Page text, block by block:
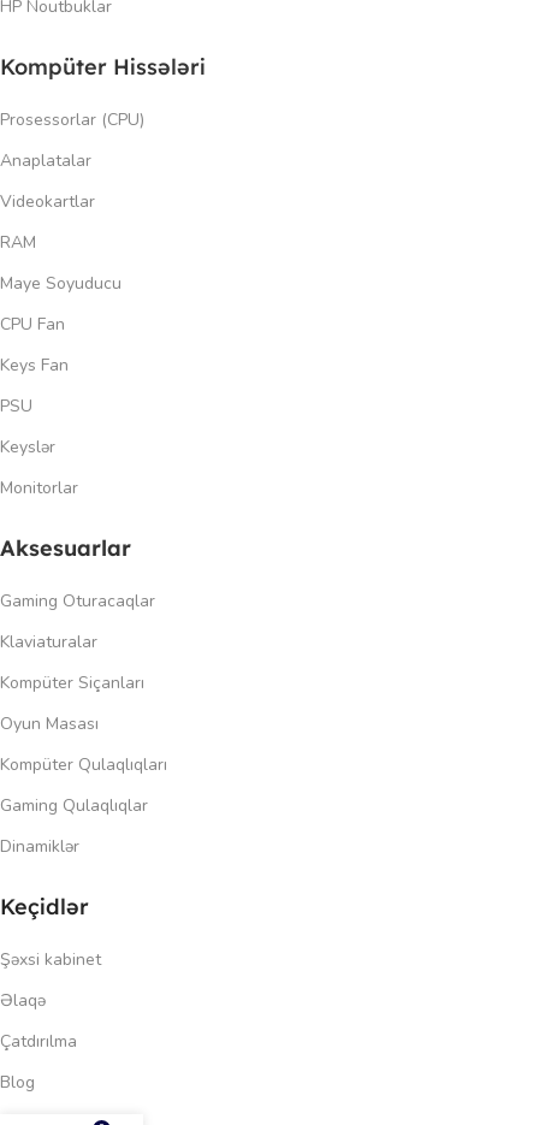
HP Noutbuklar
Kompüter Hissələri
Prosessorlar (CPU)
Anaplatalar
Videokartlar
RAM
Maye Soyuducu
CPU Fan
Keys Fan
PSU
Keyslər
Monitorlar
Aksesuarlar
Gaming Oturacaqlar
Klaviaturalar
Kompüter Siçanları
Oyun Masası
Kompüter Qulaqlıqları
Gaming Qulaqlıqlar
Dinamiklər
Keçidlər
Şəxsi kabinet
Əlaqə
Çatdırılma
Blog